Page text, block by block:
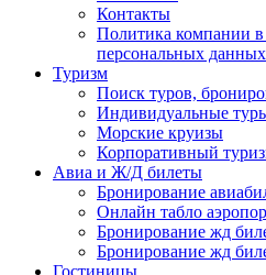
Контакты
Политика компании
персональных данных
Туризм
Поиск туров,
Индивидуальные
Морские круизы
Корпоративный
Авиа и Ж/Д билеты
Бронирование
Онлайн табло
Бронирование жд
Бронирование жд
Гостиницы